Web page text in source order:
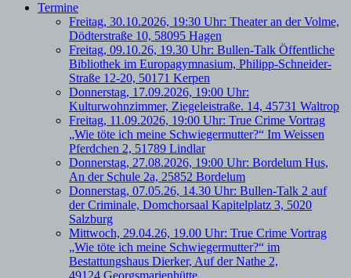
Termine
Freitag, 30.10.2026, 19:30 Uhr: Theater an der Volme,
Dödterstraße 10, 58095 Hagen
Freitag, 09.10.26, 19.30 Uhr: Bullen-Talk Öffentliche
Bibliothek im Europagymnasium, Philipp-Schneider-
Straße 12-20, 50171 Kerpen
Donnerstag, 17.09.2026, 19:00 Uhr:
Kulturwohnzimmer, Ziegeleistraße. 14, 45731 Waltrop
Freitag, 11.09.2026, 19:00 Uhr: True Crime Vortrag
„Wie töte ich meine Schwiegermutter?“ Im Weissen
Pferdchen 2, 51789 Lindlar
Donnerstag, 27.08.2026, 19:00 Uhr: Bordelum Hus,
An der Schule 2a, 25852 Bordelum
Donnerstag, 07.05.26, 14.30 Uhr: Bullen-Talk 2 auf
der Criminale, Domchorsaal Kapitelplatz 3, 5020
Salzburg
Mittwoch, 29.04.26, 19.00 Uhr: True Crime Vortrag
„Wie töte ich meine Schwiegermutter?“ im
Bestattungshaus Dierker, Auf der Nathe 2,